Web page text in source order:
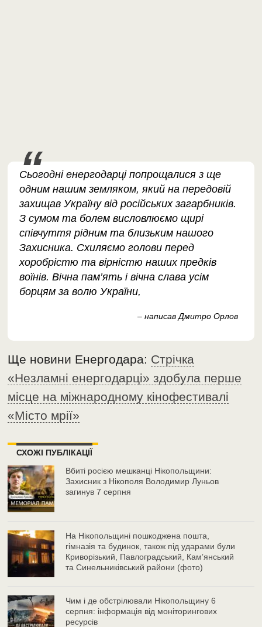
Сьогодні енергодарці попрощалися з ще
одним нашим земляком, який на передовій
захищав Україну від російських загарбників.
З сумом та болем висловлюємо щирі
співчуття рідним та близьким нашого
Захисника. Схиляємо голови перед
хоробрістю та вірністю наших предків
воїнів. Вічна пам’ять і вічна слава усім
борцям за волю України,
– написав Дмитро Орлов
Ще новини Енергодара: Стрічка
«Незламні енергодарці» здобула перше
місце на міжнародному кінофестивалі
«Місто мрії»
СХОЖІ ПУБЛІКАЦІЇ
Вбиті росією мешканці Нікопольщини:
Захисник з Нікополя Володимир Луньов
загинув 7 серпня
На Нікопольщині пошкоджена пошта,
гімназія та будинок, також під ударами були
Криворізький, Павлоградський, Камʼянський
та Синельниківський райони (фото)
Чим і де обстрілювали Нікопольщину 6
серпня: інформація від моніторингових
ресурсів